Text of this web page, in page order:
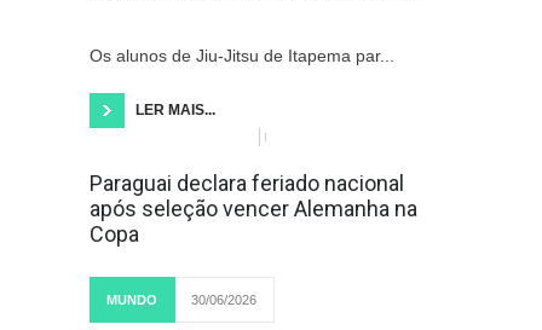
Os alunos de Jiu-Jitsu de Itapema par...
LER MAIS...
Paraguai declara feriado nacional
após seleção vencer Alemanha na
Copa
MUNDO 30/06/2026